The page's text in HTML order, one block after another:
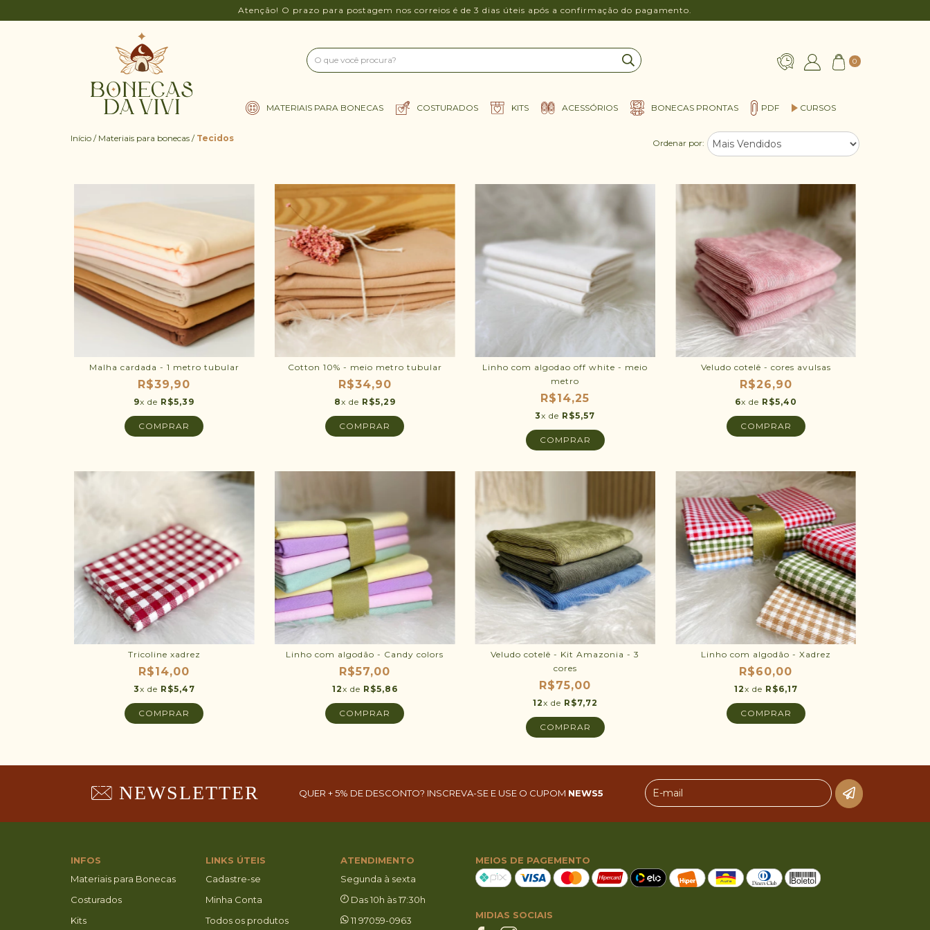
Atenção! O prazo para postagem nos correios é de 3 dias úteis após a confirmação do pagamento.
0
MATERIAIS PARA BONECAS COSTURADOS KITS ACESSÓRIOS BONECAS PRONTAS PDF CURSOS
Início / Materiais para bonecas / Tecidos
Ordenar por:
Malha cardada - 1 metro tubular
R$39,90
9x de R$5,39
COMPRAR
Cotton 10% - meio metro tubular
R$34,90
8x de R$5,29
COMPRAR
Linho com algodao off white - meio
metro
R$14,25
3x de R$5,57
Veludo cotelê - cores avulsas
R$26,90
6x de R$5,40
COMPRAR
Tricoline xadrez
R$14,00
3x de R$5,47
Linho com algodão - Candy colors
R$57,00
12x de R$5,86
Veludo cotelê - Kit Amazonia - 3
cores
R$75,00
12x de R$7,72
Linho com algodão - Xadrez
R$60,00
12x de R$6,17
NEWSLETTER QUER + 5% DE DESCONTO? INSCREVA-SE E USE O CUPOM NEWS5
INFOS
Materiais para Bonecas
Costurados
Kits
LINKS ÚTEIS
Cadastre-se
Minha Conta
Todos os produtos
ATENDIMENTO
Segunda à sexta
Das 10h às 17:30h
11 97059-0963
MEIOS DE PAGEMENTO
MIDIAS SOCIAIS